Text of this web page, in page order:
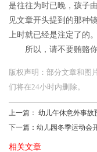
是往往为时已晚，孩子
见文章开头提到的那种
上时就已经是注定了的。
所以，请不要贿赂你
版权声明：部分文章和图
们将在24小时内删除。
上一篇： 幼儿午休意外事故
下一篇： 幼儿园冬季运动会
相关文章